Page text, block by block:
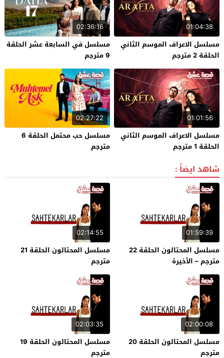
01:04:38
مسلسل الاعراف الموسم الثاني
الحلقة 2 مترجم
02:36:16
مسلسل في السابعة عشر الحلقة
9 مترجم
01:01:56
مسلسل الاعراف الموسم الثاني
الحلقة 1 مترجم
02:27:22
مسلسل حب محتمل الحلقة 6
مترجم
شاهد ايضاً :
01:59:39
مسلسل المحتالون الحلقة 22
مترجم – الأخيرة
02:14:55
مسلسل المحتالون الحلقة 21
مترجم
02:00:08
مسلسل المحتالون الحلقة 20
مترجم
02:03:35
مسلسل المحتالون الحلقة 19
مترجم